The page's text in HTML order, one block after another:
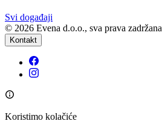
Svi događaji
© 2026 Evena d.o.o., sva prava zadržana
Kontakt
Koristimo kolačiće